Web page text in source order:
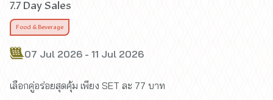
7.7 Day Sales
Food & Beverage
07 Jul 2026 - 11 Jul 2026
เลือกคู่อร่อยสุดคุ้ม เพียง SET ละ 77 บาท